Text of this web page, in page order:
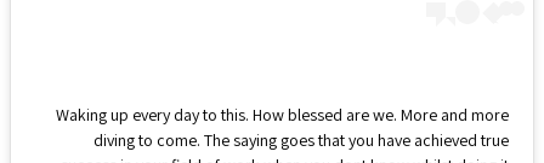
Waking up every day to this. How blessed are we. More and more
diving to come. The saying goes that you have achieved true